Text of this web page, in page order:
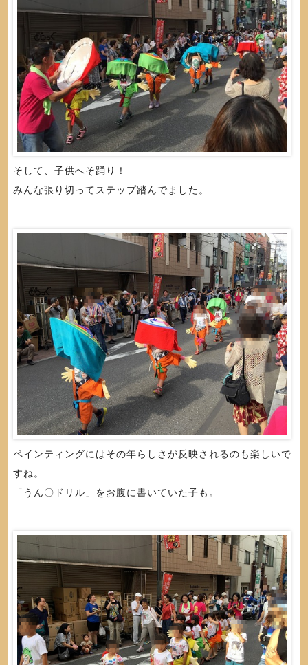
そして、子供へそ踊り！
みんな張り切ってステップ踏んでました。
ペインティングにはその年らしさが反映されるのも楽しいで
すね。
「うん〇ドリル」をお腹に書いていた子も。